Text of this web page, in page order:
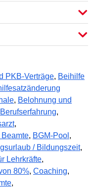
PKB-Verträge, Beihilfe
, Belohnung und
Berufserfahrung,
,
, BGM-Pool ,
/ Bildungszeit,
Lehrkräfte,
80%, Coaching,
,